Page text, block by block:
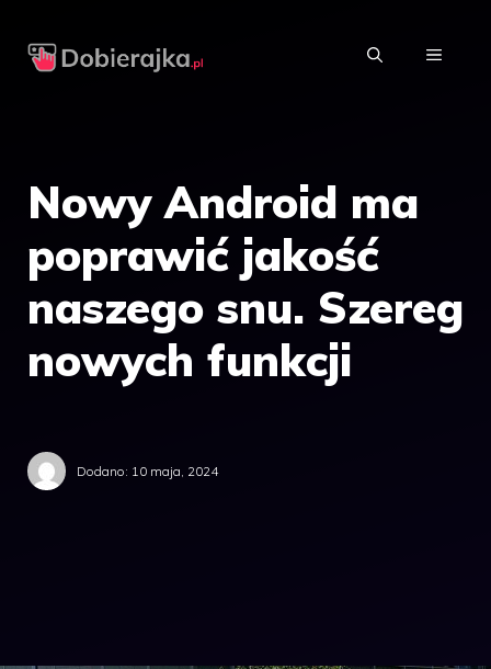
MENU
Nowy Android ma
poprawić jakość
naszego snu. Szereg
nowych funkcji
Dodano: 10 maja, 2024